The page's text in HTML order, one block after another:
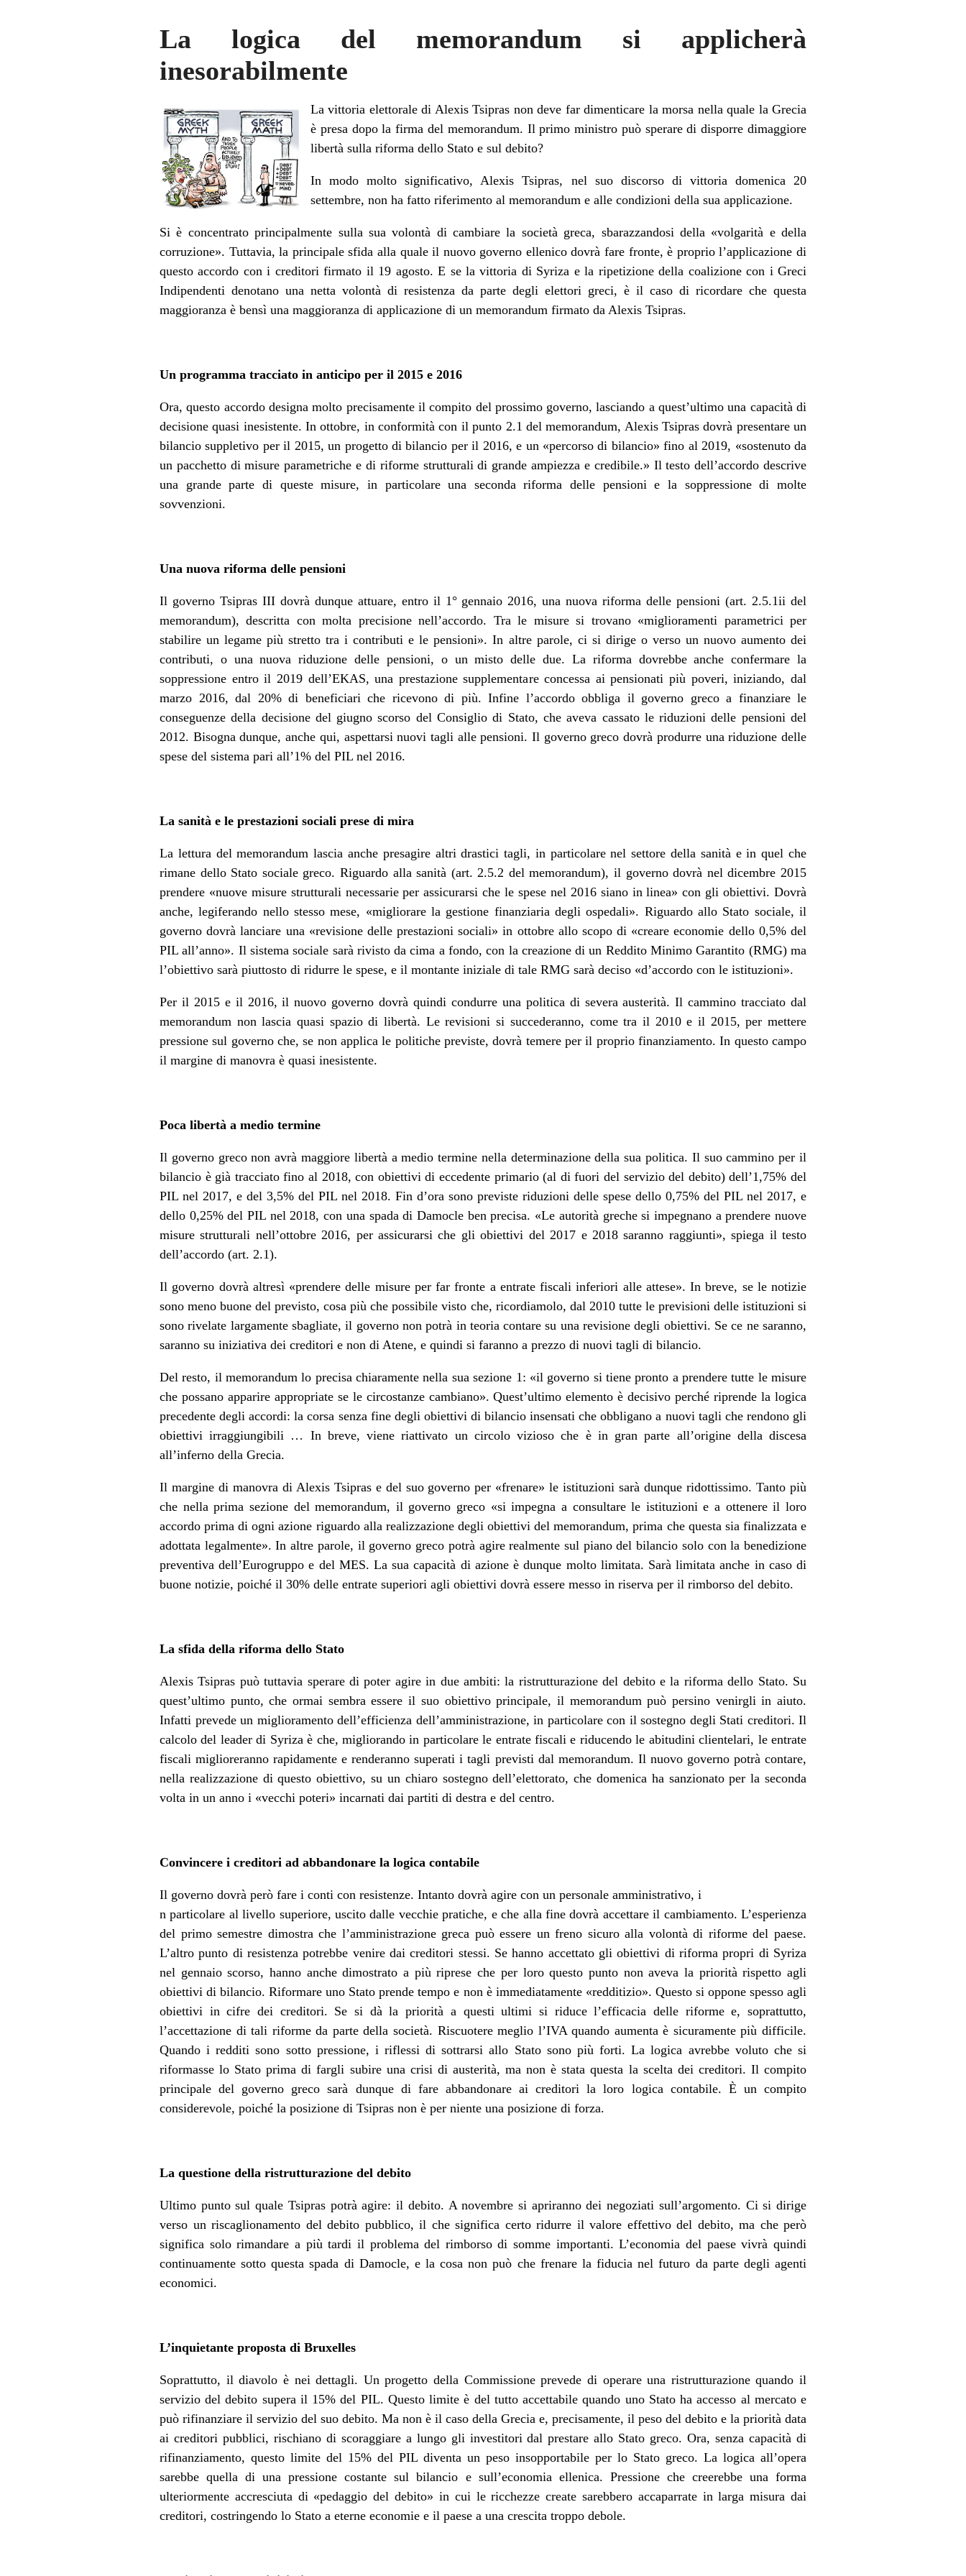
La logica del memorandum si applicherà
inesorabilmente
La vittoria elettorale di Alexis Tsipras non deve far dimenticare la morsa nella quale la Grecia
è presa dopo la firma del memorandum. Il primo ministro può sperare di disporre dimaggiore
libertà sulla riforma dello Stato e sul debito?
In modo molto significativo, Alexis Tsipras, nel suo discorso di vittoria domenica 20
settembre, non ha fatto riferimento al memorandum e alle condizioni della sua applicazione.
Si è concentrato principalmente sulla sua volontà di cambiare la società greca, sbarazzandosi della «volgarità e della
corruzione». Tuttavia, la principale sfida alla quale il nuovo governo ellenico dovrà fare fronte, è proprio l’applicazione di
questo accordo con i creditori firmato il 19 agosto. E se la vittoria di Syriza e la ripetizione della coalizione con i Greci
Indipendenti denotano una netta volontà di resistenza da parte degli elettori greci, è il caso di ricordare che questa
maggioranza è bensì una maggioranza di applicazione di un memorandum firmato da Alexis Tsipras.
Un programma tracciato in anticipo per il 2015 e 2016
Ora, questo accordo designa molto precisamente il compito del prossimo governo, lasciando a quest’ultimo una capacità di
decisione quasi inesistente. In ottobre, in conformità con il punto 2.1 del memorandum, Alexis Tsipras dovrà presentare un
bilancio suppletivo per il 2015, un progetto di bilancio per il 2016, e un «percorso di bilancio» fino al 2019, «sostenuto da
un pacchetto di misure parametriche e di riforme strutturali di grande ampiezza e credibile.» Il testo dell’accordo descrive
una grande parte di queste misure, in particolare una seconda riforma delle pensioni e la soppressione di molte
sovvenzioni.
Una nuova riforma delle pensioni
Il governo Tsipras III dovrà dunque attuare, entro il 1° gennaio 2016, una nuova riforma delle pensioni (art. 2.5.1ii del
memorandum), descritta con molta precisione nell’accordo. Tra le misure si trovano «miglioramenti parametrici per
stabilire un legame più stretto tra i contributi e le pensioni». In altre parole, ci si dirige o verso un nuovo aumento dei
contributi, o una nuova riduzione delle pensioni, o un misto delle due. La riforma dovrebbe anche confermare la
soppressione entro il 2019 dell’EKAS, una prestazione supplementare concessa ai pensionati più poveri, iniziando, dal
marzo 2016, dal 20% di beneficiari che ricevono di più. Infine l’accordo obbliga il governo greco a finanziare le
conseguenze della decisione del giugno scorso del Consiglio di Stato, che aveva cassato le riduzioni delle pensioni del
2012. Bisogna dunque, anche qui, aspettarsi nuovi tagli alle pensioni. Il governo greco dovrà produrre una riduzione delle
spese del sistema pari all’1% del PIL nel 2016.
La sanità e le prestazioni sociali prese di mira
La lettura del memorandum lascia anche presagire altri drastici tagli, in particolare nel settore della sanità e in quel che
rimane dello Stato sociale greco. Riguardo alla sanità (art. 2.5.2 del memorandum), il governo dovrà nel dicembre 2015
prendere «nuove misure strutturali necessarie per assicurarsi che le spese nel 2016 siano in linea» con gli obiettivi. Dovrà
anche, legiferando nello stesso mese, «migliorare la gestione finanziaria degli ospedali». Riguardo allo Stato sociale, il
governo dovrà lanciare una «revisione delle prestazioni sociali» in ottobre allo scopo di «creare economie dello 0,5% del
PIL all’anno». Il sistema sociale sarà rivisto da cima a fondo, con la creazione di un Reddito Minimo Garantito (RMG) ma
l’obiettivo sarà piuttosto di ridurre le spese, e il montante iniziale di tale RMG sarà deciso «d’accordo con le istituzioni».
Per il 2015 e il 2016, il nuovo governo dovrà quindi condurre una politica di severa austerità. Il cammino tracciato dal
memorandum non lascia quasi spazio di libertà. Le revisioni si succederanno, come tra il 2010 e il 2015, per mettere
pressione sul governo che, se non applica le politiche previste, dovrà temere per il proprio finanziamento. In questo campo
il margine di manovra è quasi inesistente.
Poca libertà a medio termine
Il governo greco non avrà maggiore libertà a medio termine nella determinazione della sua politica. Il suo cammino per il
bilancio è già tracciato fino al 2018, con obiettivi di eccedente primario (al di fuori del servizio del debito) dell’1,75% del
PIL nel 2017, e del 3,5% del PIL nel 2018. Fin d’ora sono previste riduzioni delle spese dello 0,75% del PIL nel 2017, e
dello 0,25% del PIL nel 2018, con una spada di Damocle ben precisa. «Le autorità greche si impegnano a prendere nuove
misure strutturali nell’ottobre 2016, per assicurarsi che gli obiettivi del 2017 e 2018 saranno raggiunti», spiega il testo
dell’accordo (art. 2.1).
Il governo dovrà altresì «prendere delle misure per far fronte a entrate fiscali inferiori alle attese». In breve, se le notizie
sono meno buone del previsto, cosa più che possibile visto che, ricordiamolo, dal 2010 tutte le previsioni delle istituzioni si
sono rivelate largamente sbagliate, il governo non potrà in teoria contare su una revisione degli obiettivi. Se ce ne saranno,
saranno su iniziativa dei creditori e non di Atene, e quindi si faranno a prezzo di nuovi tagli di bilancio.
Del resto, il memorandum lo precisa chiaramente nella sua sezione 1: «il governo si tiene pronto a prendere tutte le misure
che possano apparire appropriate se le circostanze cambiano». Quest’ultimo elemento è decisivo perché riprende la logica
precedente degli accordi: la corsa senza fine degli obiettivi di bilancio insensati che obbligano a nuovi tagli che rendono gli
obiettivi irraggiungibili … In breve, viene riattivato un circolo vizioso che è in gran parte all’origine della discesa
all’inferno della Grecia.
Il margine di manovra di Alexis Tsipras e del suo governo per «frenare» le istituzioni sarà dunque ridottissimo. Tanto più
che nella prima sezione del memorandum, il governo greco «si impegna a consultare le istituzioni e a ottenere il loro
accordo prima di ogni azione riguardo alla realizzazione degli obiettivi del memorandum, prima che questa sia finalizzata e
adottata legalmente». In altre parole, il governo greco potrà agire realmente sul piano del bilancio solo con la benedizione
preventiva dell’Eurogruppo e del MES. La sua capacità di azione è dunque molto limitata. Sarà limitata anche in caso di
buone notizie, poiché il 30% delle entrate superiori agli obiettivi dovrà essere messo in riserva per il rimborso del debito.
La sfida della riforma dello Stato
Alexis Tsipras può tuttavia sperare di poter agire in due ambiti: la ristrutturazione del debito e la riforma dello Stato. Su
quest’ultimo punto, che ormai sembra essere il suo obiettivo principale, il memorandum può persino venirgli in aiuto.
Infatti prevede un miglioramento dell’efficienza dell’amministrazione, in particolare con il sostegno degli Stati creditori. Il
calcolo del leader di Syriza è che, migliorando in particolare le entrate fiscali e riducendo le abitudini clientelari, le entrate
fiscali miglioreranno rapidamente e renderanno superati i tagli previsti dal memorandum. Il nuovo governo potrà contare,
nella realizzazione di questo obiettivo, su un chiaro sostegno dell’elettorato, che domenica ha sanzionato per la seconda
volta in un anno i «vecchi poteri» incarnati dai partiti di destra e del centro.
Convincere i creditori ad abbandonare la logica contabile
Il governo dovrà però fare i conti con resistenze. Intanto dovrà agire con un personale amministrativo, i
n particolare al livello superiore, uscito dalle vecchie pratiche, e che alla fine dovrà accettare il cambiamento. L’esperienza
del primo semestre dimostra che l’amministrazione greca può essere un freno sicuro alla volontà di riforme del paese.
L’altro punto di resistenza potrebbe venire dai creditori stessi. Se hanno accettato gli obiettivi di riforma propri di Syriza
nel gennaio scorso, hanno anche dimostrato a più riprese che per loro questo punto non aveva la priorità rispetto agli
obiettivi di bilancio. Riformare uno Stato prende tempo e non è immediatamente «redditizio». Questo si oppone spesso agli
obiettivi in cifre dei creditori. Se si dà la priorità a questi ultimi si riduce l’efficacia delle riforme e, soprattutto,
l’accettazione di tali riforme da parte della società. Riscuotere meglio l’IVA quando aumenta è sicuramente più difficile.
Quando i redditi sono sotto pressione, i riflessi di sottrarsi allo Stato sono più forti. La logica avrebbe voluto che si
riformasse lo Stato prima di fargli subire una crisi di austerità, ma non è stata questa la scelta dei creditori. Il compito
principale del governo greco sarà dunque di fare abbandonare ai creditori la loro logica contabile. È un compito
considerevole, poiché la posizione di Tsipras non è per niente una posizione di forza.
La questione della ristrutturazione del debito
Ultimo punto sul quale Tsipras potrà agire: il debito. A novembre si apriranno dei negoziati sull’argomento. Ci si dirige
verso un riscaglionamento del debito pubblico, il che significa certo ridurre il valore effettivo del debito, ma che però
significa solo rimandare a più tardi il problema del rimborso di somme importanti. L’economia del paese vivrà quindi
continuamente sotto questa spada di Damocle, e la cosa non può che frenare la fiducia nel futuro da parte degli agenti
economici.
L’inquietante proposta di Bruxelles
Soprattutto, il diavolo è nei dettagli. Un progetto della Commissione prevede di operare una ristrutturazione quando il
servizio del debito supera il 15% del PIL. Questo limite è del tutto accettabile quando uno Stato ha accesso al mercato e
può rifinanziare il servizio del suo debito. Ma non è il caso della Grecia e, precisamente, il peso del debito e la priorità data
ai creditori pubblici, rischiano di scoraggiare a lungo gli investitori dal prestare allo Stato greco. Ora, senza capacità di
rifinanziamento, questo limite del 15% del PIL diventa un peso insopportabile per lo Stato greco. La logica all’opera
sarebbe quella di una pressione costante sul bilancio e sull’economia ellenica. Pressione che creerebbe una forma
ulteriormente accresciuta di «pedaggio del debito» in cui le ricchezze create sarebbero accaparrate in larga misura dai
creditori, costringendo lo Stato a eterne economie e il paese a una crescita troppo debole.